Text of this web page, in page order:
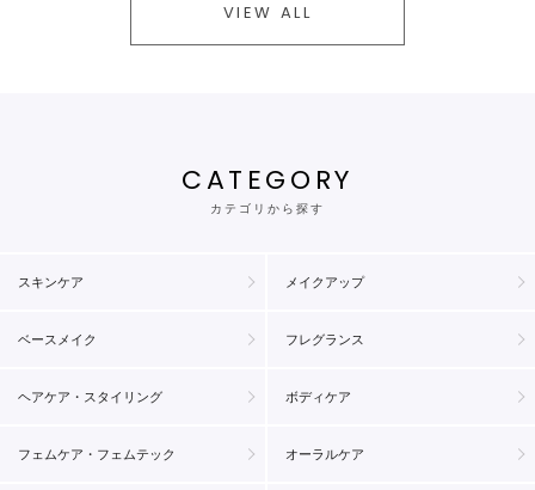
VIEW ALL
CATEGORY
カテゴリから探す
スキンケア メイクアップ
ベースメイク フレグランス
ヘアケア・スタイリング ボディケア
フェムケア・フェムテック オーラルケア